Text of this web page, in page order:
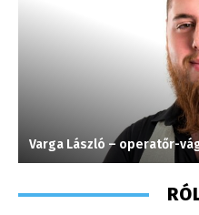
Varga László – operatőr-